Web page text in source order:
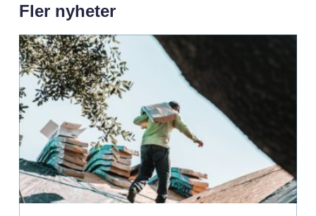
Fler nyheter